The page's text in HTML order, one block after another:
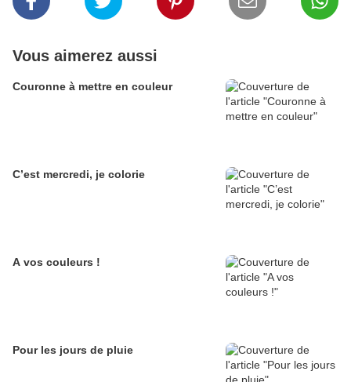
Vous aimerez aussi
Couronne à mettre en couleur
C’est mercredi, je colorie
A vos couleurs !
Pour les jours de pluie